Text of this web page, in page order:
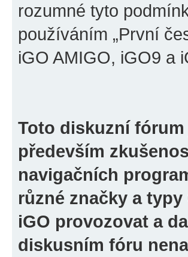
rozumné tyto
používáním „První
iGO AMIGO, iGO9 a
Toto diskuzní fórum
především
navigačních
různé značky a
iGO provozovat a
diskusním fóru